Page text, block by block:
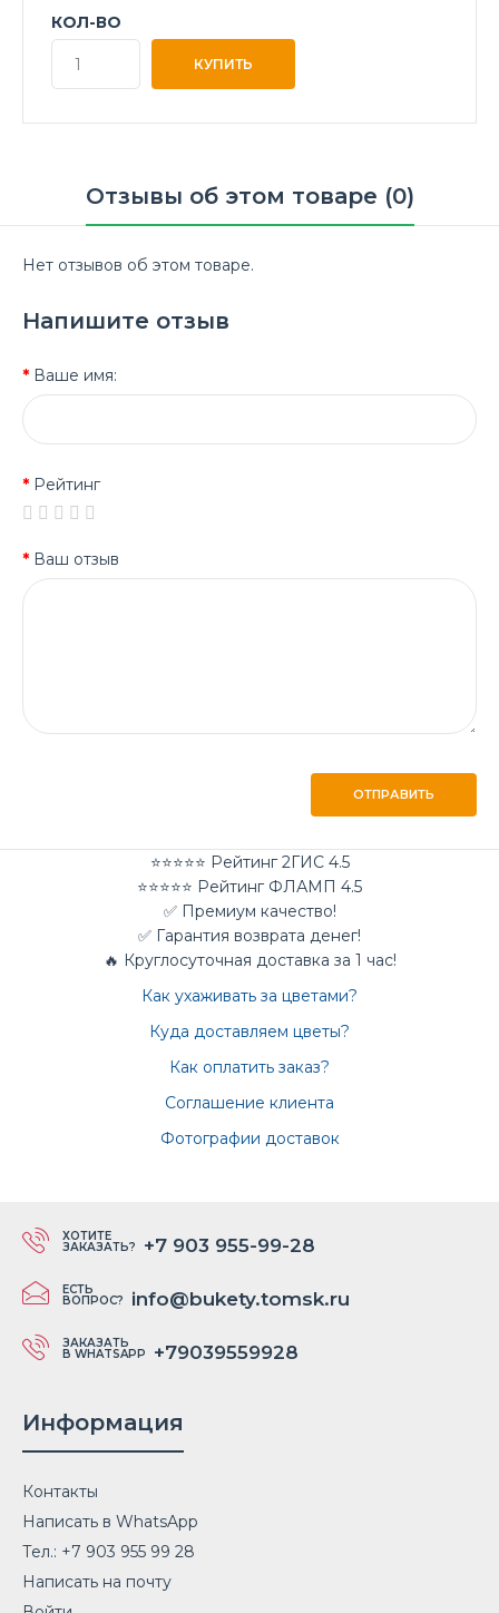
КОЛ-ВО
Отзывы об этом товаре (0)
Нет отзывов об этом товаре.
Напишите отзыв
Ваше имя:
Рейтинг
Ваш отзыв
ОТПРАВИТЬ
⭐⭐⭐⭐⭐ Рейтинг 2ГИС 4.5
⭐⭐⭐⭐⭐ Рейтинг ФЛАМП 4.5
✅ Премиум качество!
✅ Гарантия возврата денег!
🔥 Круглосуточная доставка за 1 час!
Как ухаживать за цветами?
Куда доставляем цветы?
Как оплатить заказ?
Соглашение клиента
Фотографии доставок
ХОТИТЕ
ЗАКАЗАТЬ? +7 903 955-99-28
ЕСТЬ
ВОПРОС? info@bukety.tomsk.ru
ЗАКАЗАТЬ
В WHATSAPP +79039559928
Информация
Контакты
Написать в WhatsApp
Тел.: +7 903 955 99 28
Написать на почту